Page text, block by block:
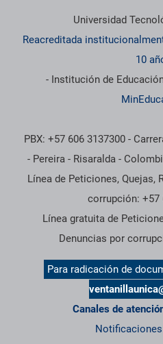
Información
Universidad
Reacreditada
10
- Institución de
PBX: +57 606 3137300 -
- Pereira - Risaralda -
Línea de Peticiones, Quejas,
corrupción: +57
Línea gratuita de
Denuncias por
Para radicación de
Canales de